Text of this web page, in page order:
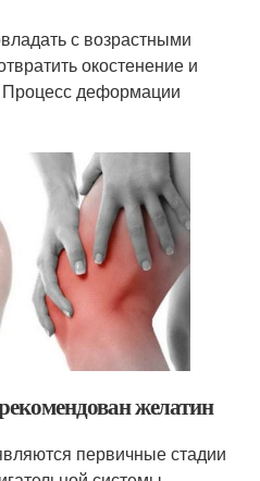
с возрастными
окостенение и
деформации
желатин
первичные стадии